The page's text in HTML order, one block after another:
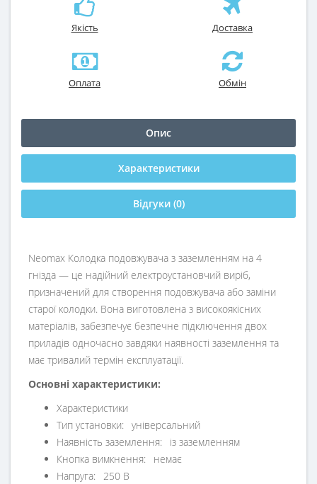
Якість Доставка
Оплата Обмін
Опис
Характеристики
Відгуки (0)
Neomax Колодка подовжувача з заземленням на 4
гнізда — це надійний електроустановчий виріб,
призначений для створення подовжувача або заміни
старої колодки. Вона виготовлена з високоякісних
матеріалів, забезпечує безпечне підключення двох
приладів одночасно завдяки наявності заземлення та
має тривалий термін експлуатації.
Основні характеристики:
Характеристики
Тип установки: універсальний
Наявність заземлення: із заземленням
Кнопка вимкнення: немає
Напруга: 250 В